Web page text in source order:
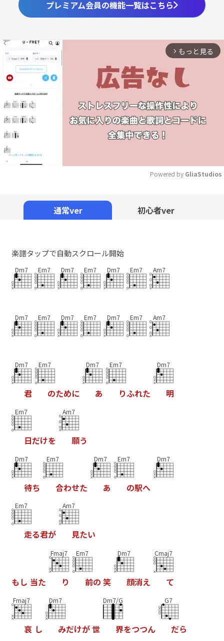
プレミアム会員の機能一覧はこちら
arrow_forward_ios もっと見る
Powered by GliaStudios
通常ver 初心者ver
楽譜タップで自動スクロール開始
Dm7 Em7 Dm7 Em7 Dm7 Em7 Am7
Dm7 Em7 Dm7 Em7 Dm7 Em7 Am7
Dm7
君
Em7
のために
Dm7
あ
Em7
りふれた
Dm7
明
Em7
日だけを
Am7
願う
Dm7
待ち
Em7
合わせた
Dm7
あ
Em7
の駅へ
Dm7
Em7
走る君が
Am7
見たい
もし 当た
Fmaj7
り
Em7
前の 笑
Dm7
顔消え
Cmaj7
て
Fmaj7
哀 し
Dm7
みだけが世
Dm7/G
界をつつん
G7
だら